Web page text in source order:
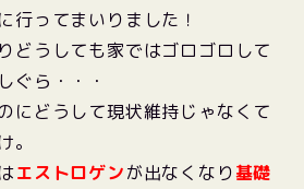
行ってまいりました！
どうしても家ではゴロゴロして
ぐら・・・
にどうして現状維持じゃなくて
。
エストロゲンが出なくなり基礎